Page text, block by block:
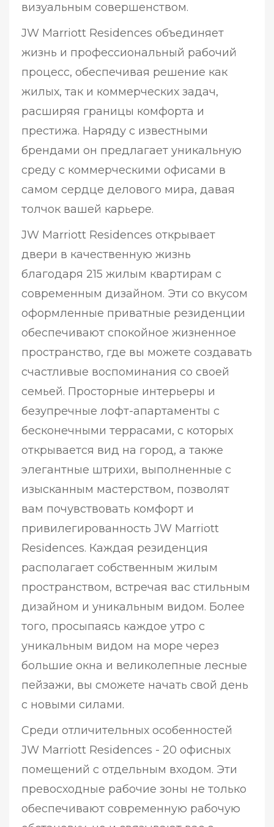
визуальным совершенством.
JW Marriott Residences объединяет
жизнь и профессиональный рабочий
процесс, обеспечивая решение как
жилых, так и коммерческих задач,
расширяя границы комфорта и
престижа. Наряду с известными
брендами он предлагает уникальную
среду с коммерческими офисами в
самом сердце делового мира, давая
толчок вашей карьере.
JW Marriott Residences открывает
двери в качественную жизнь
благодаря 215 жилым квартирам с
современным дизайном. Эти со вкусом
оформленные приватные резиденции
обеспечивают спокойное жизненное
пространство, где вы можете создавать
счастливые воспоминания со своей
семьей. Просторные интерьеры и
безупречные лофт-апартаменты с
бесконечными террасами, с которых
открывается вид на город, а также
элегантные штрихи, выполненные с
изысканным мастерством, позволят
вам почувствовать комфорт и
привилегированность JW Marriott
Residences. Каждая резиденция
располагает собственным жилым
пространством, встречая вас стильным
дизайном и уникальным видом. Более
того, просыпаясь каждое утро с
уникальным видом на море через
большие окна и великолепные лесные
пейзажи, вы сможете начать свой день
с новыми силами.
Среди отличительных особенностей
JW Marriott Residences - 20 офисных
помещений с отдельным входом. Эти
превосходные рабочие зоны не только
обеспечивают современную рабочую